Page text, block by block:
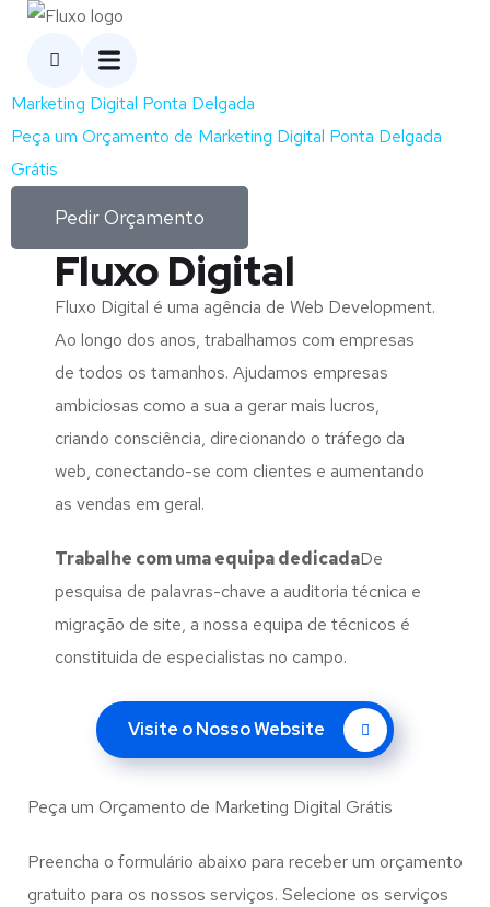
Marketing Digital Ponta Delgada
Peça um Orçamento de Marketing Digital Ponta Delgada
Grátis
Pedir Orçamento
Fluxo Digital
Fluxo Digital é uma agência de Web Development.
Ao longo dos anos, trabalhamos com empresas
de todos os tamanhos. Ajudamos empresas
ambiciosas como a sua a gerar mais lucros,
criando consciência, direcionando o tráfego da
web, conectando-se com clientes e aumentando
as vendas em geral.
Trabalhe com umaequipa dedicadaDe
pesquisa de palavras-chave a auditoria técnica e
migração de site, a nossa equipa de técnicos é
constituida de especialistas no campo.
Visite o Nosso Website
Peça um Orçamento de Marketing Digital Grátis
Preencha o formulário abaixo para receber um orçamento
gratuito para os nossos serviços. Selecione os serviços